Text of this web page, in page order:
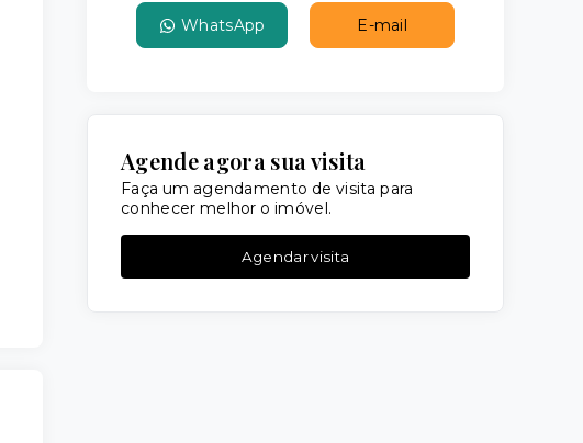
WhatsApp E-mail
Agende agora sua visita
Faça um agendamento de visita para
conhecer melhor o imóvel.
Agendar visita